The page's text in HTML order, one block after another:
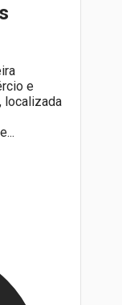
e
localizada
...